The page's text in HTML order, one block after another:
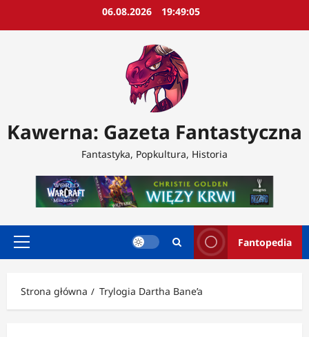
06.08.2026 19:49:07
Kawerna: Gazeta Fantastyczna
Fantastyka, Popkultura, Historia
Menu
Fantopedia
Strona główna Trylogia Dartha Bane’a